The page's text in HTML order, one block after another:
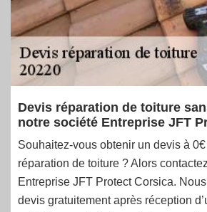
Devis réparation de toiture
notre société Entreprise JFT
Souhaitez-vous obtenir un devis à
réparation de toiture ? Alors
Entreprise JFT Protect Corsica.
devis gratuitement après réception